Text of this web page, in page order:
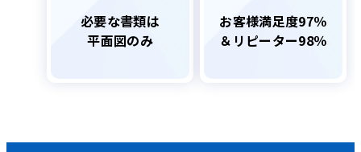
必要な書類は
平面図のみ
お客様満足度97％
＆リピーター98％